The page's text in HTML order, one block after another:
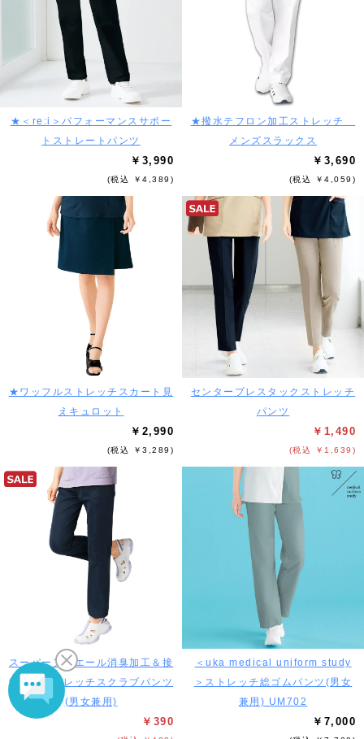
★＜re:i＞パフォーマンスサポー
トストレートパンツ
￥3,990
(税込 ￥4,389)
★撥水テフロン加工ストレッチ
メンズスラックス
￥3,690
(税込 ￥4,059)
★ワッフルストレッチスカート見
えキュロット
￥2,990
(税込 ￥3,289)
センタープレスタックストレッチ
パンツ
￥1,490
(税込 ￥1,639)
スーパーアニエール消臭加工＆接
触冷感ストレッチスクラブパンツ
(男女兼用)
￥390
＜uka medical uniform study
＞ストレッチ総ゴムパンツ(男女
兼用) UM702
￥7,000